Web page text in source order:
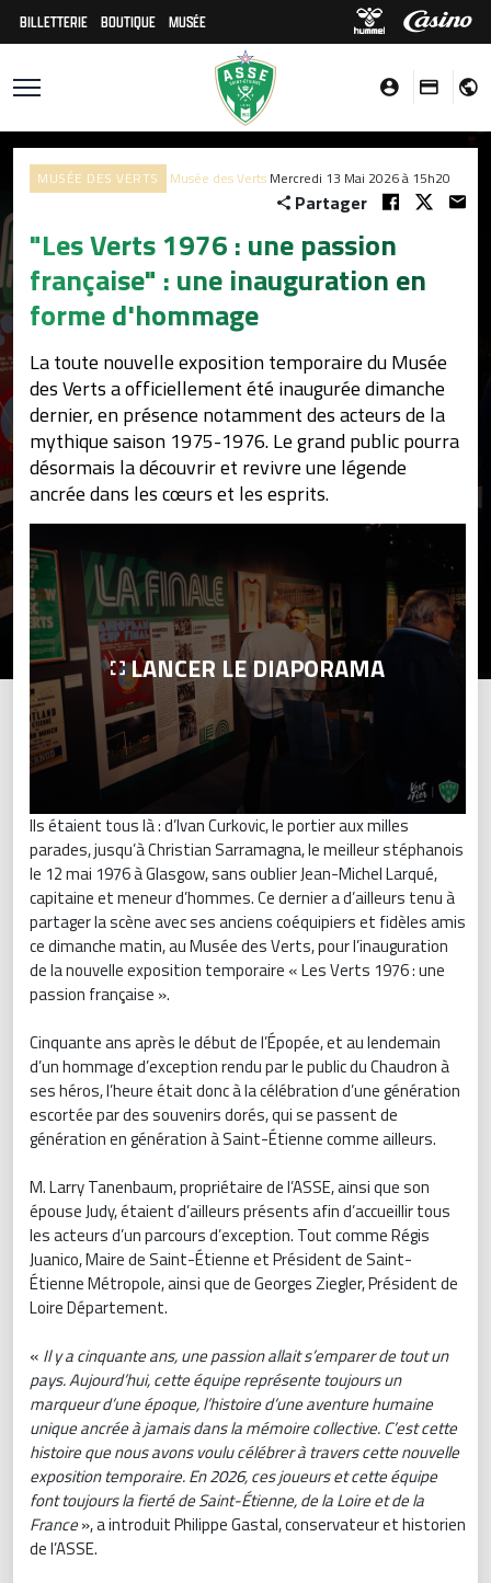
BILLETTERIE BOUTIQUE MUSÉE
MUSÉE DES VERTS Musée des Verts Mercredi 13 Mai 2026 à 15h20
Partager
"Les Verts 1976 : une passion
française" : une inauguration en
forme d'hommage
La toute nouvelle exposition temporaire du Musée
des Verts a officiellement été inaugurée dimanche
dernier, en présence notamment des acteurs de la
mythique saison 1975-1976. Le grand public pourra
désormais la découvrir et revivre une légende
ancrée dans les cœurs et les esprits.
LANCER LE DIAPORAMA
Ils étaient tous là : d’Ivan Curkovic, le portier aux milles
parades, jusqu’à Christian Sarramagna, le meilleur stéphanois
le 12 mai 1976 à Glasgow, sans oublier Jean-Michel Larqué,
capitaine et meneur d’hommes. Ce dernier a d’ailleurs tenu à
partager la scène avec ses anciens coéquipiers et fidèles amis
ce dimanche matin, au Musée des Verts, pour l’inauguration
de la nouvelle exposition temporaire « Les Verts 1976 : une
passion française ».
Cinquante ans après le début de l’Épopée, et au lendemain
d’un hommage d’exception rendu par le public du Chaudron à
ses héros, l’heure était donc à la célébration d’une génération
escortée par des souvenirs dorés, qui se passent de
génération en génération à Saint-Étienne comme ailleurs.
M. Larry Tanenbaum, propriétaire de l’ASSE, ainsi que son
épouse Judy, étaient d’ailleurs présents afin d’accueillir tous
les acteurs d’un parcours d’exception. Tout comme Régis
Juanico, Maire de Saint-Étienne et Président de Saint-
Étienne Métropole, ainsi que de Georges Ziegler, Président de
Loire Département.
« Il y a cinquante ans, une passion allait s’emparer de tout un
pays. Aujourd’hui, cette équipe représente toujours un
marqueur d’une époque, l’histoire d’une aventure humaine
unique ancrée à jamais dans la mémoire collective. C’est cette
histoire que nous avons voulu célébrer à travers cette nouvelle
exposition temporaire. En 2026, ces joueurs et cette équipe
font toujours la fierté de Saint-Étienne, de la Loire et de la
France», a introduit Philippe Gastal, conservateur et historien
de l’ASSE.